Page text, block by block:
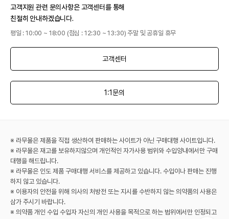
고객지원 관련 문의사항은 고객센터를 통해
친절히 안내하겠습니다.
평일 : 10:00 ~ 18:00 (점심 : 12:30 ~ 13:30) 주말 및 공휴일 휴무
고객센터
1:1문의
※ 라무몰은 제품을 직접 생산하여 판매하는 사이트가 아닌 구매대행 사이트입니다.
※ 라무몰은 재고를 보유하지않으며 개인적인 자가사용 범위와 수입양내에서만 구매
대행을 해드립니다.
※ 라무몰은 인도 제품 구매대행 서비스를 제공하고 있습니다. 수입이나 판매는 진행
하지 않고 있습니다.
※ 이용자의 안전을 위해 의사의 처방전 또는 지시를 수반하지 않는 의약품의 사용은
삼가 주시기 바랍니다.
※ 의약품 개인 수입 수입자 자신의 개인 사용을 목적으로 하는 범위에서만 인정되고